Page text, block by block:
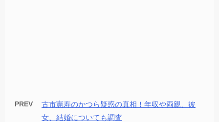
PREV
古市憲寿のかつら疑惑の真相！年収や両親、彼
女、結婚についても調査